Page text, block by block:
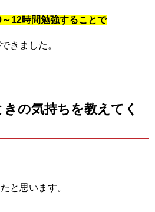
12時間勉強することで
きました。
の気持ちを教えてく
と思います。